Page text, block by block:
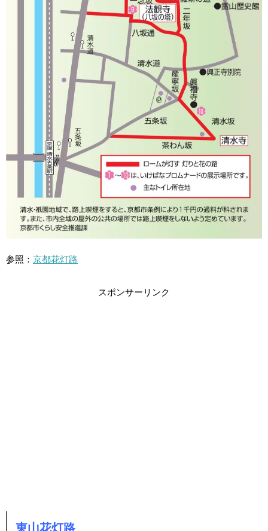
参照： 京都花灯路
スポンサーリンク
東山花灯路